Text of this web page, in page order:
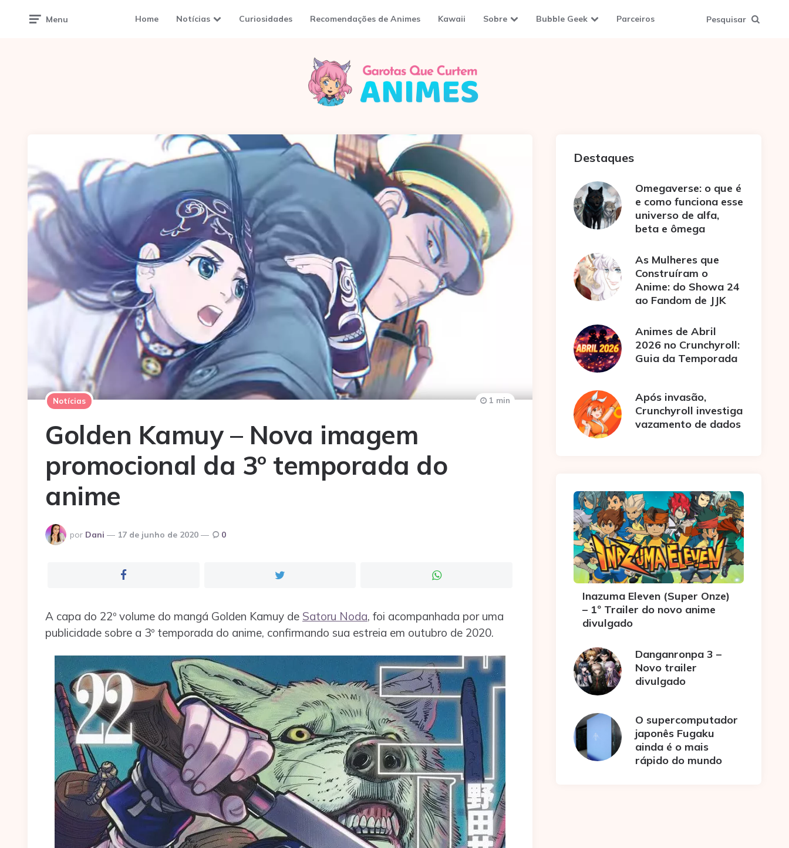
Menu Home Notícias Curiosidades Recomendações de Animes Kawaii Sobre Bubble Geek Parceiros Pesquisar
Notícias
Golden Kamuy – Nova imagem
promocional da 3º temporada do
anime
Postado
por
por Dani 17 de junho de 2020 0
1 min
A capa do 22º volume do mangá Golden Kamuy de Satoru Noda, foi acompanhada por uma
publicidade sobre a 3º temporada do anime, confirmando sua estreia em outubro de 2020.
Destaques
Omegaverse: o que é
e como funciona esse
universo de alfa,
beta e ômega
As Mulheres que
Construíram o
Anime: do Showa 24
ao Fandom de JJK
Animes de Abril
2026 no Crunchyroll:
Guia da Temporada
Após invasão,
Crunchyroll investiga
vazamento de dados
Inazuma Eleven (Super Onze)
– 1º Trailer do novo anime
divulgado
Danganronpa 3 –
Novo trailer
divulgado
O supercomputador
japonês Fugaku
ainda é o mais
rápido do mundo